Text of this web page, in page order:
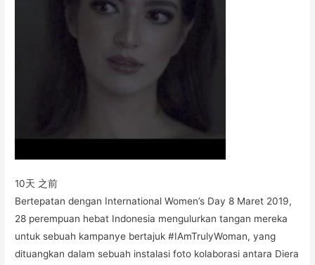
10天 之前
Bertepatan dengan International Women’s Day 8 Maret 2019,
28 perempuan hebat Indonesia mengulurkan tangan mereka
untuk sebuah kampanye bertajuk #IAmTrulyWoman, yang
dituangkan dalam sebuah instalasi foto kolaborasi antara Diera